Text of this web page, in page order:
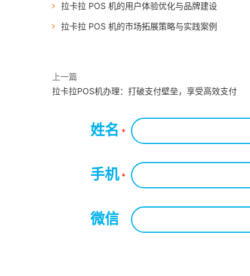
拉卡拉 POS 机的用户体验优化与品牌建设
拉卡拉 POS 机的市场拓展策略与实践案例
上一篇
拉卡拉POS机办理：打破支付壁垒，享受高效支付
姓名 *
手机*
微信